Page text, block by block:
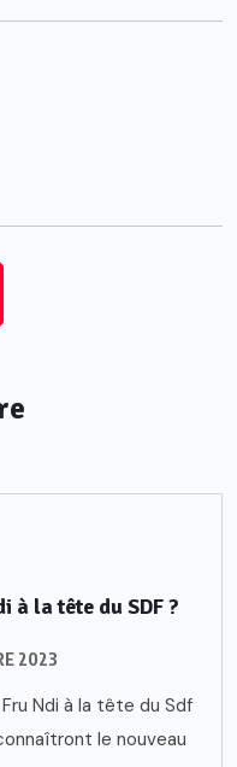
à la tête du SDF ?
2023
Ndi à la tête du Sdf
le nouveau